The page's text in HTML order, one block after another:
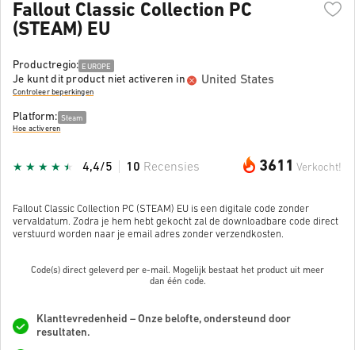
Fallout Classic Collection PC
(STEAM) EU
Productregio: EUROPE
Je kunt dit product niet activeren in United States
Controleer beperkingen
Platform: Steam
Hoe activeren
3611 Verkocht!
4,4/5 10 Recensies
Fallout Classic Collection PC (STEAM) EU is een digitale code zonder
vervaldatum. Zodra je hem hebt gekocht zal de downloadbare code direct
verstuurd worden naar je email adres zonder verzendkosten.
Code(s) direct geleverd per e-mail. Mogelijk bestaat het product uit meer
dan één code.
Klanttevredenheid – Onze belofte, ondersteund door
resultaten.